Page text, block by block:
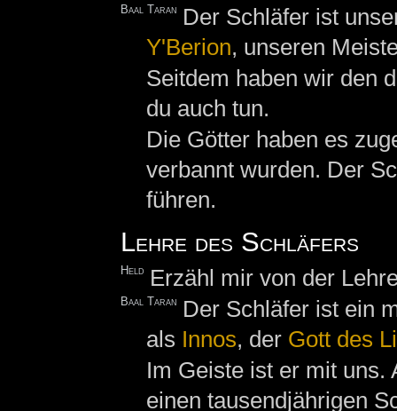
Baal Taran
Der Schläfer ist
Y'Berion, unseren
Seitdem haben wir den
du auch tun.
Die Götter haben es
verbannt wurden. Der
führen.
Lehre des Schläfers
Held Erzähl mir von der
Baal Taran
Der Schläfer ist ein
als Innos, der Gott des
Im Geiste ist er mit uns.
einen tausendjährigen